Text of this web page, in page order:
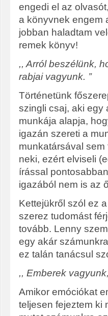
engedi el az
a könyvnek engem
jobban haladtam
remek könyv!
,, Arról beszélünk,
rabjai vagyunk. ’’
Történetünk
szingli csaj, aki egy
munkája alapja,
igazán szereti a
munkatársával
neki, ezért elviseli
írással
igazából nem is az
Kettejükről szól ez
szerez tudomást
tovább. Lenny
egy akár
ez talán tanácsul
,, Emberek
Amikor emóciókat
teljesen fejeztem ki